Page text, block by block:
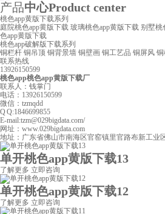
产品中心Product center
桃色app黄版下载系列
庭院桃色app黄版下载 玻璃桃色app黄版下载 别墅桃
色app黄版下载
桃色app破解版下载系列
铜栏杆 铜吊顶 铜背景墙 铜壁画 铜工艺品 铜屏风
联系热线
13926150599
桃色app桃色app黄版下载厂
联系人：钱掌门
电话：13926150599
微信：tzmqdd
Q Q:1846699855
E-mail:tzm@029bigdata.com/
网址：www.029bigdata.com
地址：广东省佛山市南海区官窑镇里官路布新工业
单开桃色app黄版下载13
了解更多 立即咨询
单开桃色app黄版下载12
了解更多 立即咨询